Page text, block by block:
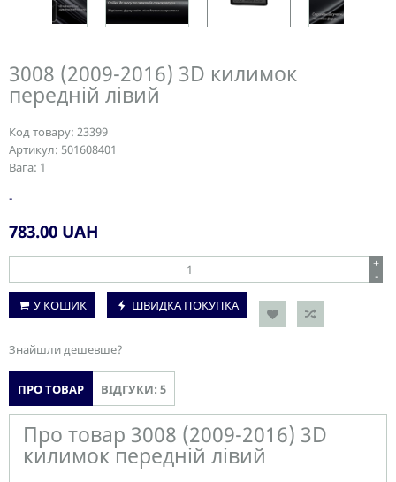
3008 (2009-2016) 3D килимок
передній лівий
Код товару: 23399
Артикул: 501608401
Вага: 1
-
783.00 UAH
+
-
У КОШИК
ШВИДКА ПОКУПКА
Знайшли дешевше?
ПРО ТОВАР ВІДГУКИ: 5
Про товар 3008 (2009-2016) 3D
килимок передній лівий